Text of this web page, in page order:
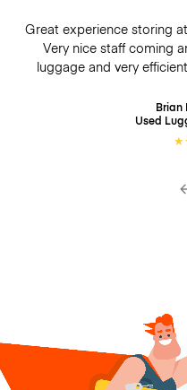
Great experience storing
Very nice staff coming
luggage and very
Brian
Used
★